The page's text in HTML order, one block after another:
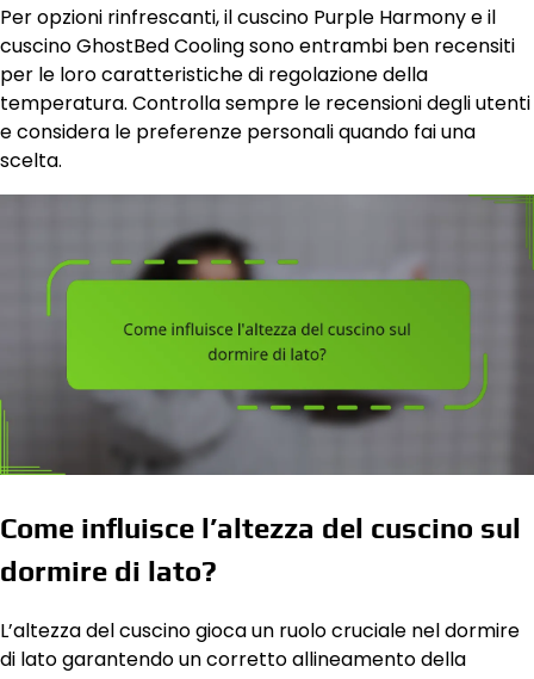
Per opzioni rinfrescanti, il cuscino Purple Harmony e il
cuscino GhostBed Cooling sono entrambi ben recensiti
per le loro caratteristiche di regolazione della
temperatura. Controlla sempre le recensioni degli utenti
e considera le preferenze personali quando fai una
scelta.
Come influisce l’altezza del cuscino sul
dormire di lato?
L’altezza del cuscino gioca un ruolo cruciale nel dormire
di lato garantendo un corretto allineamento della